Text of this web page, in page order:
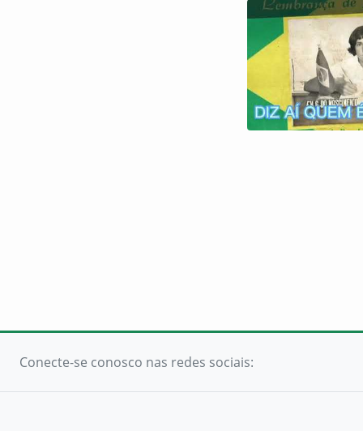
Conecte-se conosco nas redes sociais: